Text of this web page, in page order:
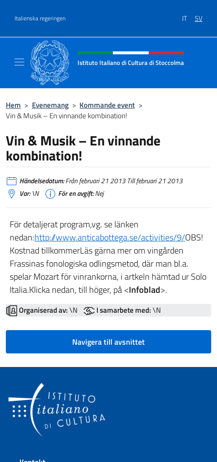
Italienska regeringen IT SV
Header, social and menu of site
Istituto Italiano di Cultura di Stoccolma
Hem > Evenemang > Kommande event >
Vin & Musik – En vinnande kombination!
Vin & Musik – En vinnande
kombination!
Händelsedatum:Från februari 21 2013 Till februari 21 2013
Var:\N För en avgift:Nej
För detaljerat program,vg. se länken
nedan:http://www.anticabottega.se/activities/9/OBS!
Kostnad tillkommerLäs gärna mer om vingården
Frassinas fonologiska odlingsmetod, där man bl.a.
spelar Mozart för vinrankorna, i artkeln hämtad ur Solo
Italia.Klicka nedan, till höger, på <Infoblad>.
Organiserad av:\N I samarbete med:\N
Navigera till avsnittet